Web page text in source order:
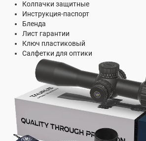
Колпачки защитные
Инструкция-паспорт
Бленда
Лист гарантии
Ключ пластиковый
Салфетки для оптики